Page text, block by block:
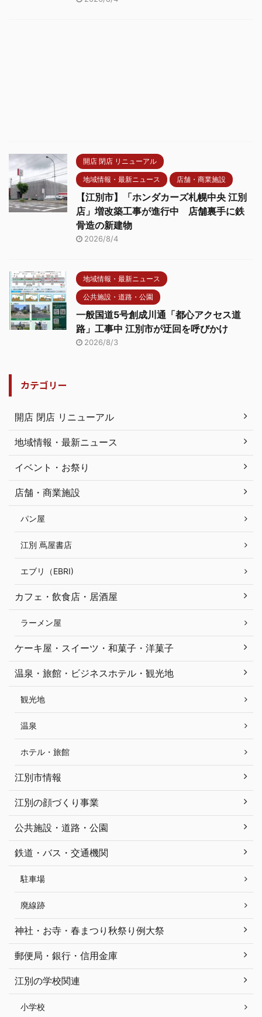
開店 閉店 リニューアル
地域情報・最新ニュース 店舗・商業施設
【江別市】「ホンダカーズ札幌中央 江別
店」増改築工事が進行中 店舗裏手に鉄
骨造の新建物
2026/8/4
地域情報・最新ニュース
公共施設・道路・公園
一般国道5号創成川通「都心アクセス道
路」工事中 江別市が迂回を呼びかけ
2026/8/3
カテゴリー
開店 閉店 リニューアル
地域情報・最新ニュース
イベント・お祭り
店舗・商業施設
パン屋
江別 蔦屋書店
エブリ（EBRI)
カフェ・飲食店・居酒屋
ラーメン屋
ケーキ屋・スイーツ・和菓子・洋菓子
温泉・旅館・ビジネスホテル・観光地
観光地
温泉
ホテル・旅館
江別市情報
江別の顔づくり事業
公共施設・道路・公園
鉄道・バス・交通機関
駐車場
廃線跡
神社・お寺・春まつり秋祭り例大祭
郵便局・銀行・信用金庫
江別の学校関連
小学校